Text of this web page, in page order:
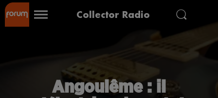
Collector Radio
Angoulême : il